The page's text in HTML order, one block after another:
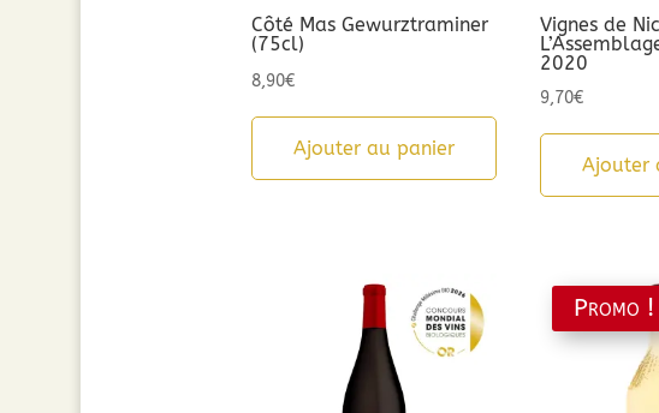
Côté Mas Gewurztraminer
(75cl)
8,90€
Ajouter au panier
Vignes de
2020
9,70€
Ajouter
Promo !